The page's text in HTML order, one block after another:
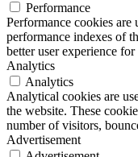
Performance
Performance cookies are
performance indexes of
better user experience
Analytics
Analytics
Analytical cookies are
the website. These
number of visitors,
Advertisement